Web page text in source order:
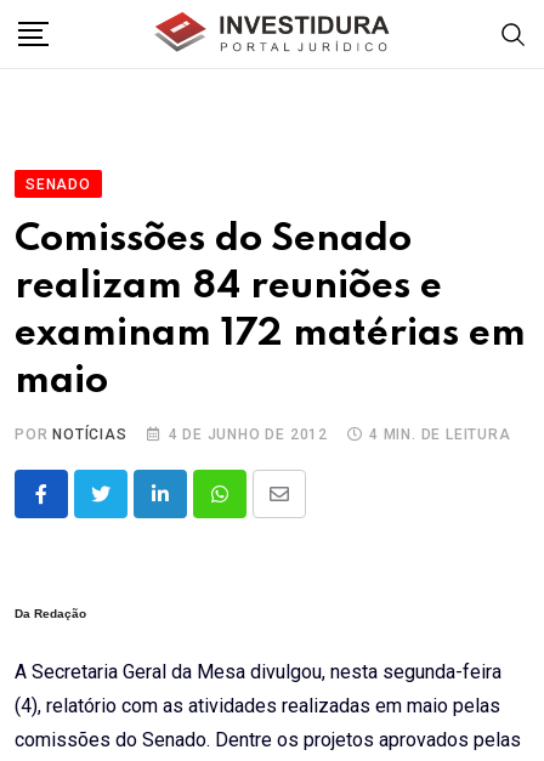
SENADO
Comissões do Senado
realizam 84 reuniões e
examinam 172 matérias em
maio
POR NOTÍCIAS 4 DE JUNHO DE 2012 4 MIN. DE LEITURA
LinkedInWhatsappShare
Da Redação
A Secretaria Geral da Mesa divulgou, nesta segunda-feira
(4), relatório com as atividades realizadas em maio pelas
comissões do Senado. Dentre os projetos aprovados pelas